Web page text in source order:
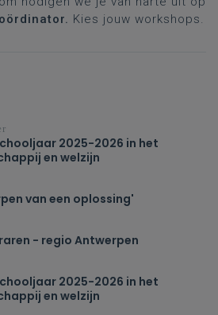
Kies jouw workshops.
2025-2026 in het
en welzijn
van een oplossing'
- regio Antwerpen
2025-2026 in het
en welzijn